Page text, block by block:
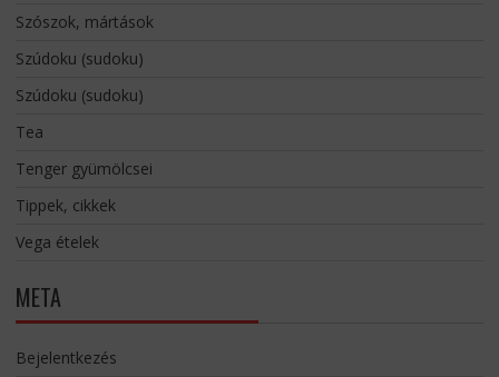
Szószok, mártások
Szúdoku (sudoku)
Szúdoku (sudoku)
Tea
Tenger gyümölcsei
Tippek, cikkek
Vega ételek
META
Bejelentkezés